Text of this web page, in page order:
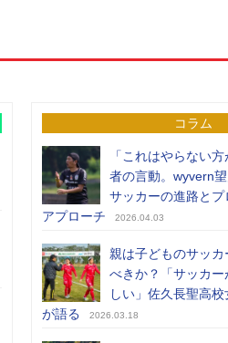
コラム
「これはやらない
者の言動。wyvern
サッカーの進路と
アプローチ
2026.04.03
親は子どものサッ
べきか？「サッカ
しい」佐久長聖高
が語る
2026.03.18